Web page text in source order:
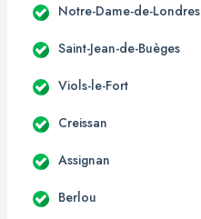
Notre-Dame-de-Londres
Saint-Jean-de-Buèges
Viols-le-Fort
Creissan
Assignan
Berlou